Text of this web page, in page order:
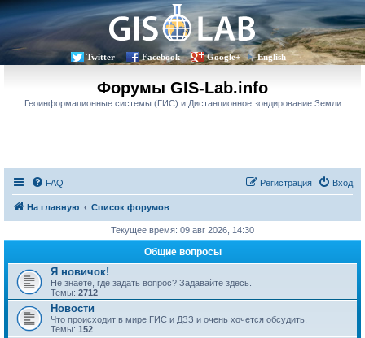
Twitter Facebook Google+ English
Форумы GIS-Lab.info
Геоинформационные системы (ГИС) и Дистанционное зондирование Земли
FAQ Вход
Регистрация
На главную Список форумов
Текущее время: 09 авг 2026, 14:30
Общие вопросы
Я новичок!
Не знаете, где задать вопрос? Задавайте здесь.
Темы: 2712
Новости
Что происходит в мире ГИС и ДЗЗ и очень хочется обсудить.
Темы: 152